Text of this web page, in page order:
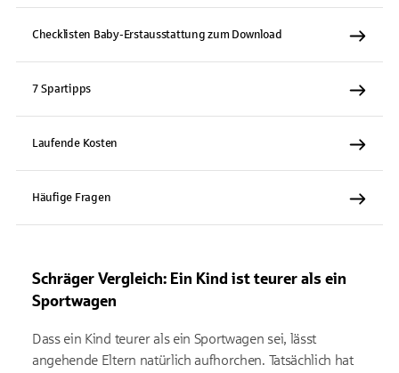
Checklisten Baby-Erstausstattung zum Download
7 Spartipps
Laufende Kosten
Häufige Fragen
Schräger Vergleich: Ein Kind ist teurer als ein
Sportwagen
Dass ein Kind teurer als ein Sportwagen sei, lässt
angehende Eltern natürlich aufhorchen. Tatsächlich hat